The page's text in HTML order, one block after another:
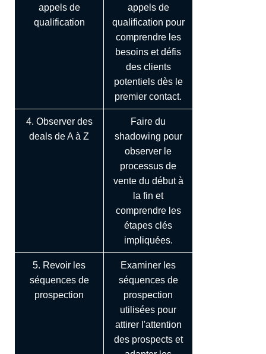
appels de
qualification
appels de
qualification pour
comprendre les
besoins et défis
des clients
potentiels dès le
premier contact.
4. Observer des
deals de A à Z
Faire du
shadowing pour
observer le
processus de
vente du début à
la fin et
comprendre les
étapes clés
impliquées.
5. Revoir les
séquences de
prospection
Examiner les
séquences de
prospection
utilisées pour
attirer l'attention
des prospects et